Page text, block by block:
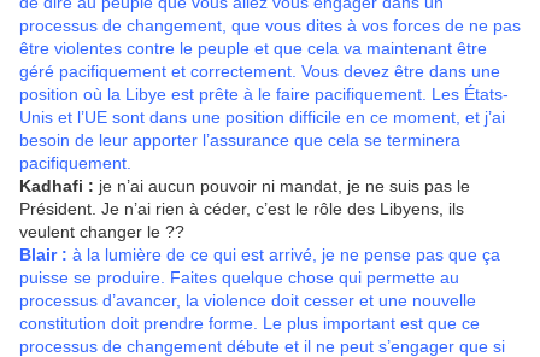
processus de changement, que vous dites à vos forces de ne pas
être violentes contre le peuple et que cela va maintenant être
géré pacifiquement et correctement. Vous devez être dans une
position où la Libye est prête à le faire pacifiquement. Les États-
Unis et l’UE sont dans une position difficile en ce moment, et j’ai
besoin de leur apporter l’assurance que cela se terminera
pacifiquement.
Kadhafi : je n’ai aucun pouvoir ni mandat, je ne suis pas le
Président. Je n’ai rien à céder, c’est le rôle des Libyens, ils
veulent changer le ??
Blair : à la lumière de ce qui est arrivé, je ne pense pas que ça
puisse se produire. Faites quelque chose qui permette au
processus d’avancer, la violence doit cesser et une nouvelle
constitution doit prendre forme. Le plus important est que ce
processus de changement débute et il ne peut s’engager que si